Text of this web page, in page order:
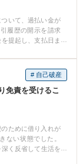
ついて、過払い金が
履歴の開示を請求
提起し、支払日ま
も数か月先になる
早く支払いが受けら
利息を付した金額
日から10年以上経
# 自己破産
免責を受けるこ
のために借り入れが
ない状態でした。
く反省して生活を